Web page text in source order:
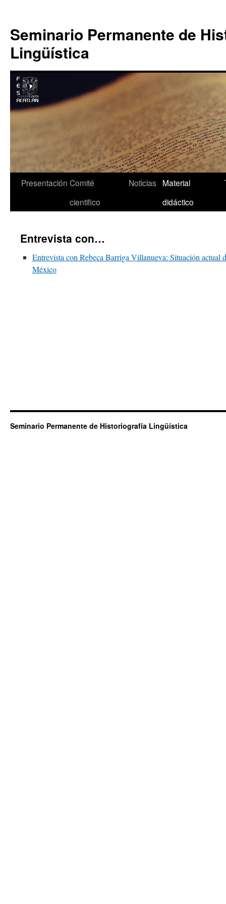
contenido
Seminario Permanente de
Lingüística
Presentación Comité
cientifico
Noticias
Material
didáctico
Entrevista con…
Entrevista con Rebeca Barriga Villanueva: Situación actual
México
Seminario Permanente de Historiografía Lingüística